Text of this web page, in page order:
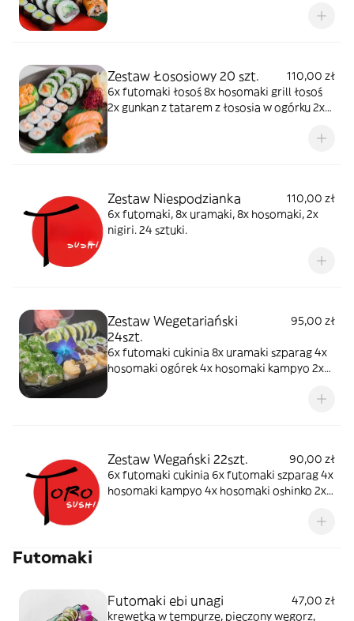
Zestaw Łososiowy 20 szt.
110,00 zł
6x futomaki łosoś 8x hosomaki grill łosoś
2x gunkan z tatarem z łososia w ogórku 2x
Zestaw Niespodzianka
110,00 zł
6x futomaki, 8x uramaki, 8x hosomaki, 2x
nigiri. 24 sztuki.
Zestaw Wegetariański
24szt.
95,00 zł
6x futomaki cukinia 8x uramaki szparag 4x
hosomaki ogórek 4x hosomaki kampyo 2x
Zestaw Wegański 22szt.
90,00 zł
6x futomaki cukinia 6x futomaki szparag 4x
hosomaki kampyo 4x hosomaki oshinko 2x
Futomaki
Futomaki ebi unagi
47,00 zł
krewetka w tempurze, pieczony węgorz,